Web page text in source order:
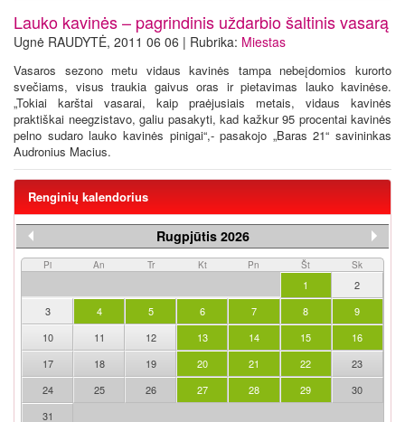
Lauko kavinės – pagrindinis uždarbio šaltinis vasarą
Ugnė RAUDYTĖ, 2011 06 06 | Rubrika: Miestas
Vasaros sezono metu vidaus kavinės tampa nebeįdomios kurorto
svečiams, visus traukia gaivus oras ir pietavimas lauko kavinėse.
„Tokiai karštai vasarai, kaip praėjusiais metais, vidaus kavinės
praktiškai neegzistavo, galiu pasakyti, kad kažkur 95 procentai kavinės
pelno sudaro lauko kavinės pinigai“,- pasakojo „Baras 21“ savininkas
Audronius Macius.
Renginių kalendorius
Rugpjūtis 2026
Pi An Tr Kt Pn Št Sk
1
2
3
4 5 6 7 8
9
10
11 12 13 14 15
16
17
18 19 20 21 22
23
24
25 26 27 28 29
30
31